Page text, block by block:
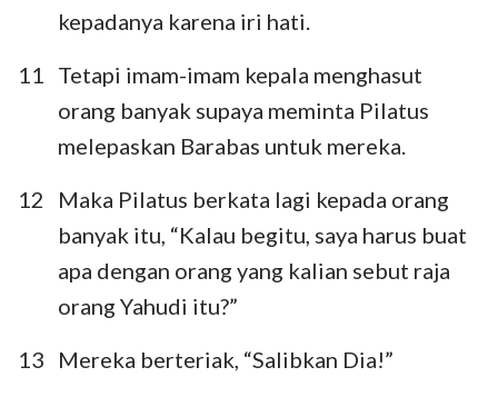
kepadanya karena iri hati.
11
Tetapi imam-imam kepala menghasut
orang banyak supaya meminta Pilatus
melepaskan Barabas untuk mereka.
12
Maka Pilatus berkata lagi kepada orang
banyak itu, “Kalau begitu, saya harus buat
apa dengan orang yang kalian sebut raja
orang Yahudi itu?”
13
Mereka berteriak, “Salibkan Dia!”